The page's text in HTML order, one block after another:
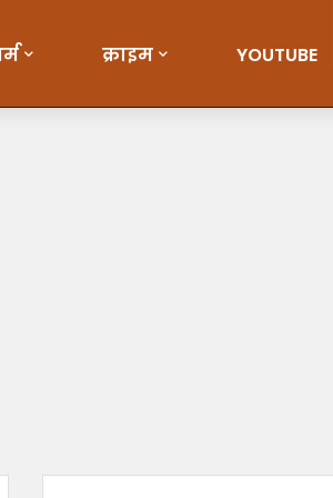
क्राइम YOUTUBE